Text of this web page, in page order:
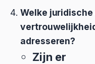
Welke juridische
adresseren?
Zijn er